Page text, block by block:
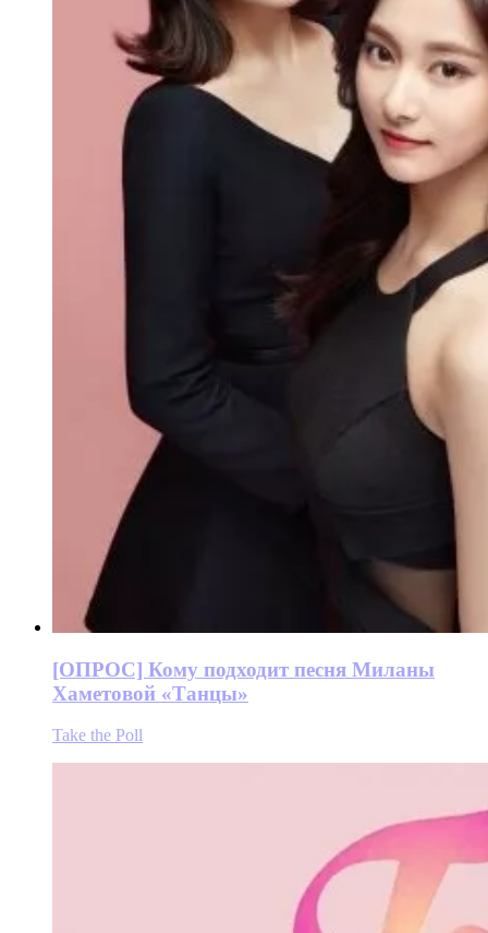
[ОПРОС] Кому подходит песня Миланы
Хаметовой «Танцы»
Take the Poll